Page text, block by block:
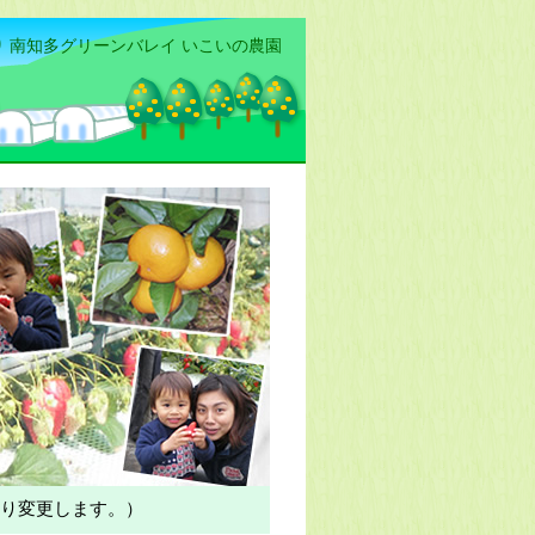
南知多グリーンバレイ いこいの農園
変更します。）